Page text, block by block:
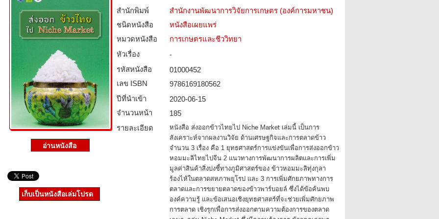
สำนักพิมพ์
สำนักงานพัฒนาการวิจัยการเกษตร (องค์การมหาชน)
ชนิดหนังสือ­
หนังสือเผยแพร่
หมวดหนังสือ­
การเกษตรและชีววิทยา
หัวเรื่อง
-
รหัสหนังสือ­
01000452
เลข ISBN
9786169180562
ปีที่นำเข้า
2020-06-15
จำนวนหน้า
185
รายละเอียด
หนังสือ ส่งออกข้าวไทยไป Niche Market เล่มนี้ เป็นการ
สังเคราะห์จากผลงานวิจัย ด้านเศรษฐกิจและการตลาดข้าว
จำนวน 3 เรื่อง คือ 1 ยุทธศาสตร์การแข่งขันเพื่อการส่งออกข้าว
หอมมะลิไทยไปจีน 2 แนวทางการพัฒนาการผลิตและการเพิ่ม
มูลค่าสินค้าสิ่งบ่งชี้ทางภูมิศาสตร์ของ ข้าวหอมมะลิทุ่งกุลา
ร้องไห้ในตลาดสหภาพยุโรป และ 3 การเพิ่มศักยภาพทางการ
ตลาดและการขยายตลาดของข้าวพาร์บอยล์ ซึ่งได้ข้อค้นพบ
องค์ความรู้ และข้อเสนอเชิงยุทธศาสตร์ที่จะช่วยเพิ่มศักยภาพ
การตลาด เชิงรุกเพื่อการส่งออกตามความต้องการของตลาด
เก็บเป็นหนังสือเล่มโปรด